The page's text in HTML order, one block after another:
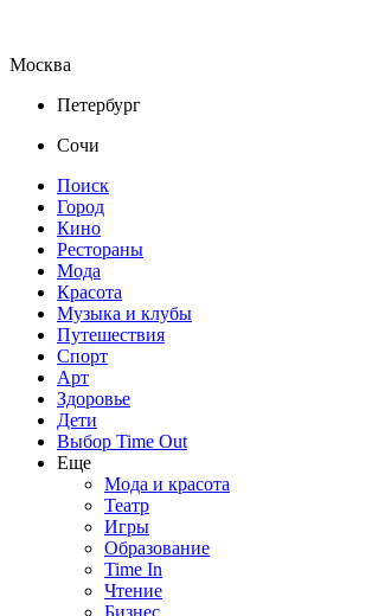
Москва
Петербург
Сочи
Поиск
Город
Кино
Рестораны
Мода
Красота
Музыка и клубы
Путешествия
Спорт
Арт
Здоровье
Дети
Выбор Time Out
Еще
Мода и красота
Театр
Игры
Образование
Time In
Чтение
Бизнес